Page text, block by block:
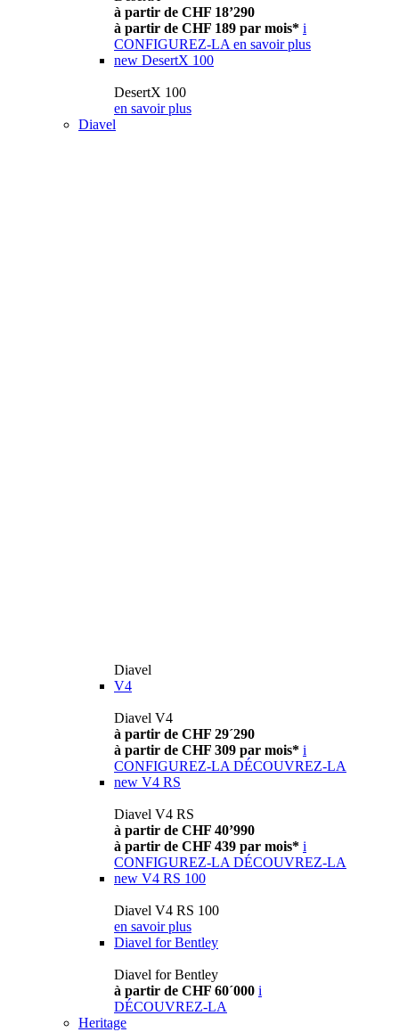
à partir de CHF 18’290
à partir de CHF 189 par mois* i
CONFIGUREZ-LA en savoir plus
new DesertX 100
DesertX 100
en savoir plus
Diavel
Diavel
V4
Diavel V4
à partir de CHF 29´290
à partir de CHF 309 par mois* i
CONFIGUREZ-LA DÉCOUVREZ-LA
new V4 RS
Diavel V4 RS
à partir de CHF 40’990
à partir de CHF 439 par mois* i
CONFIGUREZ-LA DÉCOUVREZ-LA
new V4 RS 100
Diavel V4 RS 100
en savoir plus
Diavel for Bentley
Diavel for Bentley
à partir de CHF 60´000 i
DÉCOUVREZ-LA
Heritage